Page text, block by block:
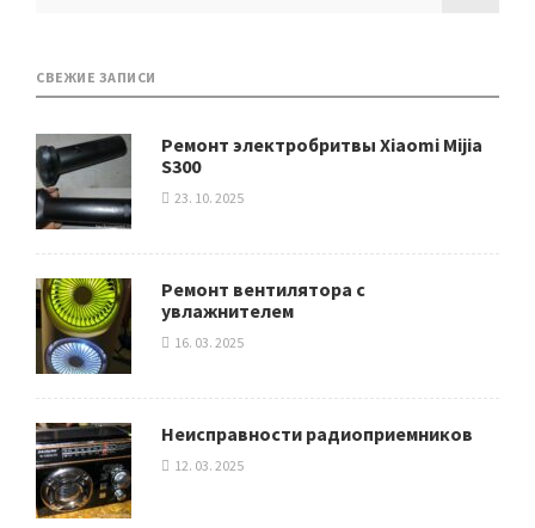
СВЕЖИЕ ЗАПИСИ
Ремонт электробритвы Xiaomi Mijia
S300
23. 10. 2025
Ремонт вентилятора с
увлажнителем
16. 03. 2025
Неисправности радиоприемников
12. 03. 2025